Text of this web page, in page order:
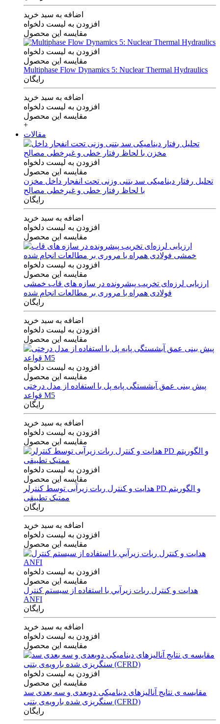
اضافه به سبد خرید
افزودن به لیست دلخواه
مقایسه این محصول
افزودن به لیست دلخواه
مقایسه این محصول
Multiphase Flow Dynamics 5: Nuclear Thermal Hydraulics
رایگان
اضافه به سبد خرید
افزودن به لیست دلخواه
مقایسه این محصول
+
مقالات
افزودن به لیست دلخواه
مقایسه این محصول
تحلیل رفتار دینامیکی سد بتنی وزنی تحت انفجار داخل مخزن
با لحاظ رفتار خطی و غیرخطی مصالح
رایگان
اضافه به سبد خرید
افزودن به لیست دلخواه
مقایسه این محصول
افزودن به لیست دلخواه
مقایسه این محصول
ارزیابی لرزه‌ای تخریب پیشرونده در سازه های قاب خمشی
فولادی همراه با مروری بر مطالعات انجام شده
رایگان
اضافه به سبد خرید
افزودن به لیست دلخواه
مقایسه این محصول
افزودن به لیست دلخواه
مقایسه این محصول
پیش بینی عمق آبشستگی پایه پل با استفاده از مدل درختی
قواعد M5
رایگان
اضافه به سبد خرید
افزودن به لیست دلخواه
مقایسه این محصول
افزودن به لیست دلخواه
مقایسه این محصول
هدایت و کنترل ربات زیرآبی توسط کنترلر PD و الگوریتم
ممتیک تطبیقی
رایگان
اضافه به سبد خرید
افزودن به لیست دلخواه
مقایسه این محصول
افزودن به لیست دلخواه
مقایسه این محصول
هدايت و كنترل ربات زيرآبي با استفاده از سيستم كنترل
ANFI
رایگان
اضافه به سبد خرید
افزودن به لیست دلخواه
مقایسه این محصول
افزودن به لیست دلخواه
مقایسه این محصول
مقایسه ی‌ نتایج آنالیزهای‌ دینامیکی‌ دوبعدی‌ و‌ سه بعدی‌ سد
سنگریزی‌ شده با‌رویه‌ی‌ بتنی‌ (CFRD)
رایگان